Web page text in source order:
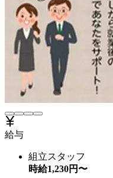
給与
組立スタッフ
時給1,230円〜